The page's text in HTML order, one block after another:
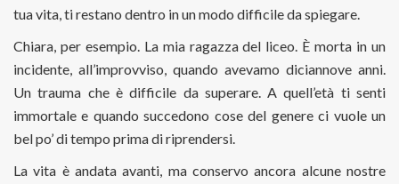
tua vita, ti restano dentro in un modo difficile da spiegare.
Chiara, per esempio. La mia ragazza del liceo. È morta in un
incidente, all’improvviso, quando avevamo diciannove anni.
Un trauma che è difficile da superare. A quell’età ti senti
immortale e quando succedono cose del genere ci vuole un
bel po’ di tempo prima di riprendersi.
La vita è andata avanti, ma conservo ancora alcune nostre